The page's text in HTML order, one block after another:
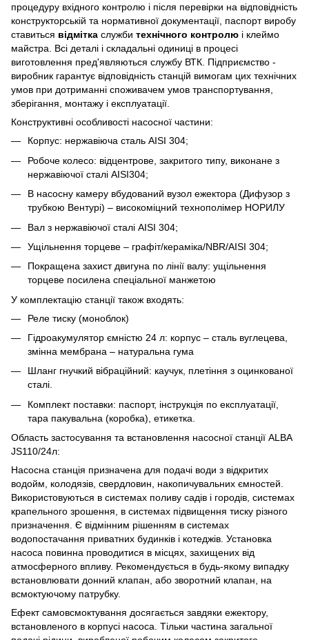
процедуру вхідного контролю і після перевірки на відповідність
конструкторській та нормативної документації, паспорт виробу
ставиться відмітка служби технічного контролю і клеймо
майстра. Всі деталі і складальні одиниці в процесі
виготовлення пред'являються службу ВТК. Підприємство -
виробник гарантує відповідність станцій вимогам цих технічних
умов при дотриманні споживачем умов транспортування,
зберігання, монтажу і експлуатації.
Конструктивні особливості насосної частини:
Корпус: нержавіюча сталь AISI 304;
Робоче колесо: відцентрове, закритого типу, виконане з
нержавіючої сталі AISI304;
В насосну камеру вбудований вузол ежектора (Дифузор з
трубкою Вентурі) – високоміцний технополімер НОРИЛУ
Вал з нержавіючої сталі AISI 304;
Ущільнення торцеве – графіт/кераміка/NBR/AISI 304;
Покращена захист двигуна по лінії валу: ущільнення
торцеве посилена спеціальної манжетою
У комплектацію станції також входять:
Реле тиску (моноблок)
Гідроакумулятор ємністю 24 л: корпус – сталь вуглецева,
змінна мембрана – натуральна гума
Шланг гнучкий вібраційний: каучук, плетіння з оцинкованої
сталі.
Комплект поставки: паспорт, інструкція по експлуатації,
тара пакувальна (коробка), етикетка.
Область застосування та встановлення насосної станції ALBA
JS110/24л:
Насосна станція призначена для подачі води з відкритих
водойм, колодязів, свердловин, накопичувальних ємностей.
Використовуються в системах поливу садів і городів, системах
крапельного зрошення, в системах підвищення тиску різного
призначення. Є відмінним рішенням в системах
водопостачання приватних будинків і котеджів. Установка
насоса повинна проводитися в місцях, захищених від
атмосферного впливу. Рекомендується в будь-якому випадку
встановлювати донний клапан, або зворотний клапан, на
всмоктуючому патрубку.
Ефект самовсмоктування досягається завдяки ежектору,
встановленого в корпусі насоса. Тільки частина загальної